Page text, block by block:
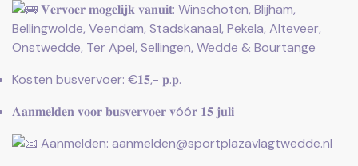
𝐕𝐞𝐫𝐯𝐨𝐞𝐫 𝐦𝐨𝐠𝐞𝐥𝐢𝐣𝐤 𝐯𝐚𝐧𝐮𝐢𝐭: Winschoten, Blijham,
Bellingwolde, Veendam, Stadskanaal, Pekela, Alteveer,
Onstwedde, Ter Apel, Sellingen, Wedde & Bourtange
Kosten busvervoer: €𝟏𝟓,- 𝐩.𝐩.
𝐀𝐚𝐧𝐦𝐞𝐥𝐝𝐞𝐧 𝐯𝐨𝐨𝐫 𝐛𝐮𝐬𝐯𝐞𝐫𝐯𝐨𝐞𝐫 𝐯óó𝐫 𝟏𝟓 𝐣𝐮𝐥𝐢
Aanmelden: aanmelden@sportplazavlagtwedde.nl